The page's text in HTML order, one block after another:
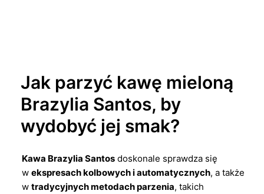
Jak parzyć kawę mieloną
Brazylia Santos, by
wydobyć jej smak?
Kawa Brazylia Santos doskonale sprawdza się
w ekspresach kolbowych i automatycznych, a także
w tradycyjnych metodach parzenia, takich